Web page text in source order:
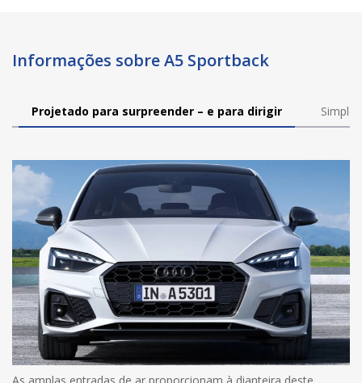
Informações sobre A5 Sportback
Projetado para surpreender – e para dirigir
As amplas entradas de ar proporcionam à dianteira deste